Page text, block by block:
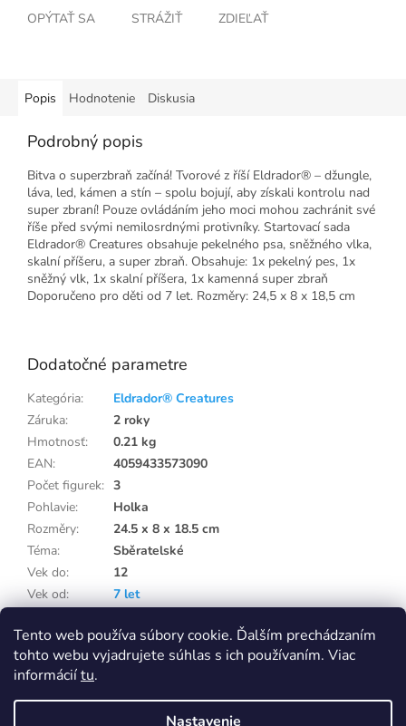
Tento web používa súbory cookie. Ďalším prechádzaním
tohto webu vyjadrujete súhlas s ich používaním. Viac
informáciítu.
Nastavenie
OPÝTAŤ SA STRÁŽIŤ ZDIEĽAŤ
Popis Hodnotenie Diskusia
Podrobný popis
Bitva o superzbraň začíná! Tvorové z říší Eldrador® – džungle,
láva, led, kámen a stín – spolu bojují, aby získali kontrolu nad
super zbraní! Pouze ovládáním jeho moci mohou zachránit své
říše před svými nemilosrdnými protivníky. Startovací sada
Eldrador® Creatures obsahuje pekelného psa, sněžného vlka,
skalní příšeru, a super zbraň. Obsahuje: 1x pekelný pes, 1x
sněžný vlk, 1x skalní příšera, 1x kamenná super zbraň
Doporučeno pro děti od 7 let. Rozměry: 24,5 x 8 x 18,5 cm
Dodatočné parametre
Kategória:
Eldrador® Creatures
Záruka:
2 roky
Hmotnosť:
0.21 kg
EAN:
4059433573090
Počet figurek: 3
Pohlavie:
Holka
Rozměry:
24.5 x 8 x 18.5 cm
Téma:
Sběratelské
Vek do:
12
Vek od:
7 let
Položka bola vypredaná…